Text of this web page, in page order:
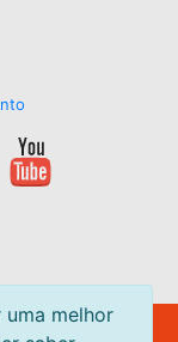
acontecendo
melhor